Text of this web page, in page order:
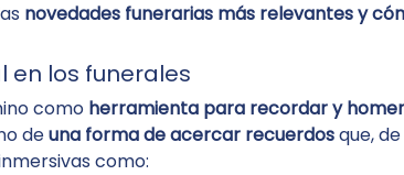
novedades funerarias más relevantes y
en los funerales
como herramienta para recordar y
deuna forma de acercar recuerdosque,
como: